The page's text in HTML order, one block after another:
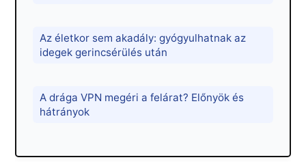
Az életkor sem akadály: gyógyulhatnak az
idegek gerincsérülés után
A drága VPN megéri a felárat? Előnyök és
hátrányok